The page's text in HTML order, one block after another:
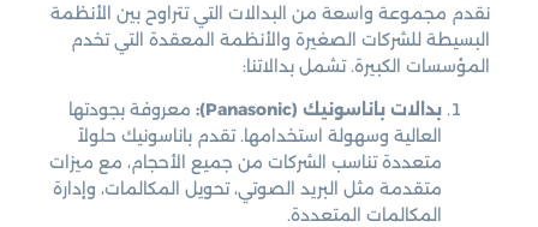
نقدم مجموعة واسعة من البدالات التي تتراوح بين الأنظمة
البسيطة للشركات الصغيرة والأنظمة المعقدة التي تخدم
المؤسسات الكبيرة. تشمل بدالاتنا:
بدالات باناسونيك (Panasonic):
معروفة بجودتها
العالية وسهولة استخدامها. تقدم باناسونيك حلولاً
متعددة تناسب الشركات من جميع الأحجام، مع ميزات
متقدمة مثل البريد الصوتي، تحويل المكالمات، وإدارة
المكالمات المتعددة.